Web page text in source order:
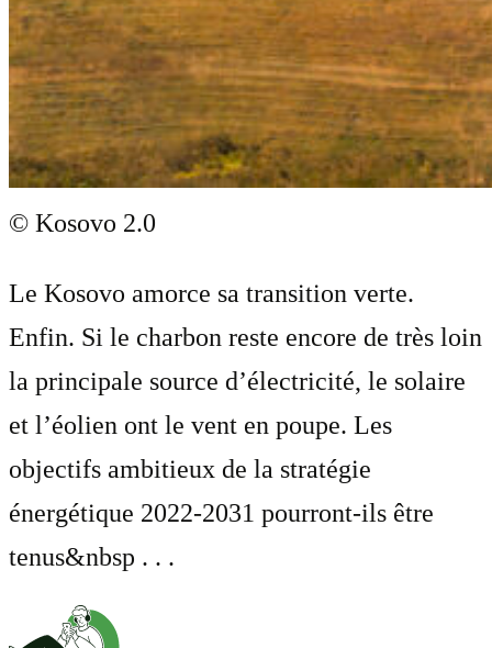
© Kosovo 2.0
Le Kosovo amorce sa transition verte.
Enfin. Si le charbon reste encore de très loin
la principale source d’électricité, le solaire
et l’éolien ont le vent en poupe. Les
objectifs ambitieux de la stratégie
énergétique 2022-2031 pourront-ils être
tenus&nbsp . . .